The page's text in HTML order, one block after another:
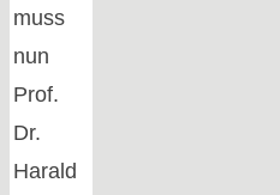
muss
nun
Prof.
Dr.
Harald